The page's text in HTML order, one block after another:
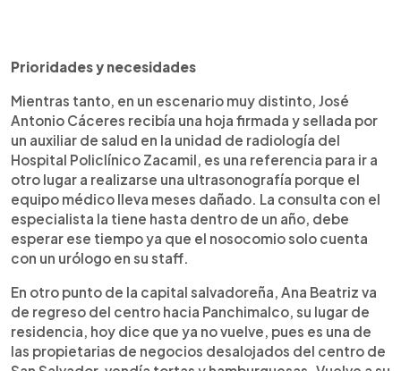
Prioridades y necesidades
Mientras tanto, en un escenario muy distinto, José
Antonio Cáceres recibía una hoja firmada y sellada por
un auxiliar de salud en la unidad de radiología del
Hospital Policlínico Zacamil, es una referencia para ir a
otro lugar a realizarse una ultrasonografía porque el
equipo médico lleva meses dañado. La consulta con el
especialista la tiene hasta dentro de un año, debe
esperar ese tiempo ya que el nosocomio solo cuenta
con un urólogo en su staff.
En otro punto de la capital salvadoreña, Ana Beatriz va
de regreso del centro hacia Panchimalco, su lugar de
residencia, hoy dice que ya no vuelve, pues es una de
las propietarias de negocios desalojados del centro de